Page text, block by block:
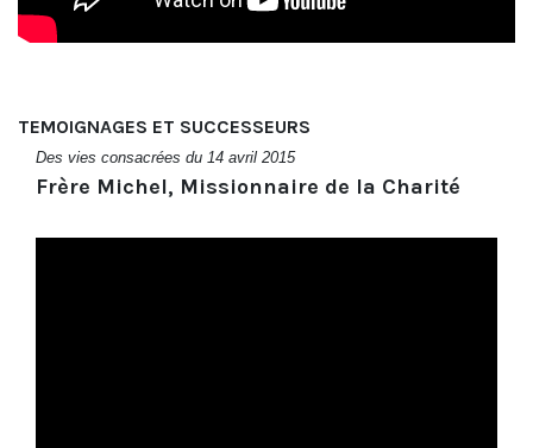
TEMOIGNAGES ET SUCCESSEURS
Des vies consacrées du 14 avril 2015
Frère Michel, Missionnaire de la Charité